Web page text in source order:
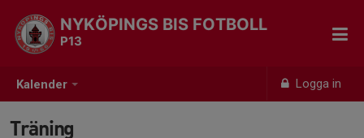
Kalender Logga in
NYKÖPINGS BIS FOTBOLL
P13
Träning